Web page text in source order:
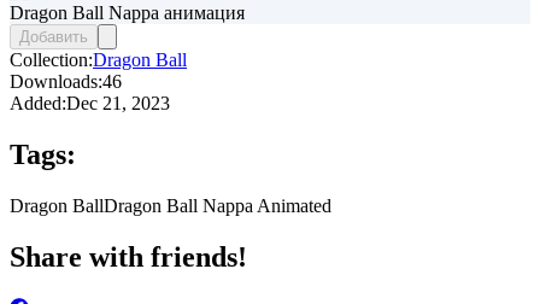
Dragon Ball Nappa анимация
Добавить
Collection:Dragon Ball
Downloads:46
Added:Dec 21, 2023
Tags:
Dragon BallDragon Ball Nappa Animated
Share with friends!